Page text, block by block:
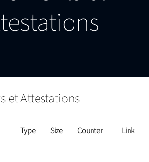
et Attestations
Type Size Counter Link